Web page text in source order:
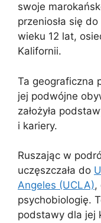
swoje
przeniosła się
wieku 12 lat,
Kalifornii.
Ta geograficzna
jej podwójne
założyła
i kariery.
Ruszając w
uczęszczała do
Angeles (UCLA),
psychobiologię.
podstawy dla jej